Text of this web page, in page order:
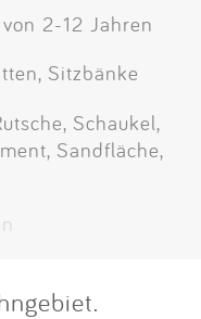
2-12 Jahren
Sitzbänke
Schaukel,
Sandfläche,